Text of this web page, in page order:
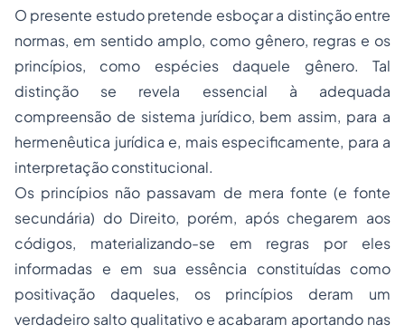
O presente estudo pretende esboçar a distinção entre
normas, em sentido amplo, como gênero, regras e os
princípios, como espécies daquele gênero. Tal
distinção se revela essencial à adequada
compreensão de sistema jurídico, bem assim, para a
hermenêutica jurídica e, mais especificamente, para a
interpretação constitucional.
Os princípios não passavam de mera fonte (e fonte
secundária) do Direito, porém, após chegarem aos
códigos, materializando-se em regras por eles
informadas e em sua essência constituídas como
positivação daqueles, os princípios deram um
verdadeiro salto qualitativo e acabaram aportando nas